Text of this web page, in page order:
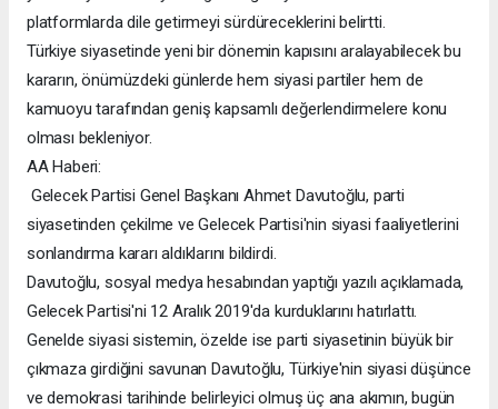
platformlarda dile getirmeyi sürdüreceklerini belirtti.
Türkiye siyasetinde yeni bir dönemin kapısını aralayabilecek bu
kararın, önümüzdeki günlerde hem siyasi partiler hem de
kamuoyu tarafından geniş kapsamlı değerlendirmelere konu
olması bekleniyor.
AA Haberi:
Gelecek Partisi Genel Başkanı Ahmet Davutoğlu, parti
siyasetinden çekilme ve Gelecek Partisi'nin siyasi faaliyetlerini
sonlandırma kararı aldıklarını bildirdi.
Davutoğlu, sosyal medya hesabından yaptığı yazılı açıklamada,
Gelecek Partisi'ni 12 Aralık 2019'da kurduklarını hatırlattı.
Genelde siyasi sistemin, özelde ise parti siyasetinin büyük bir
çıkmaza girdiğini savunan Davutoğlu, Türkiye'nin siyasi düşünce
ve demokrasi tarihinde belirleyici olmuş üç ana akımın, bugün